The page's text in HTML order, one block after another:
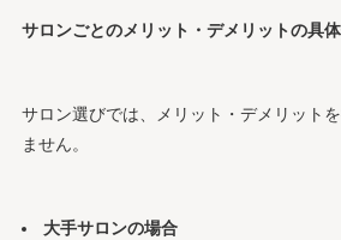
サロンごとのメリット・デメリットの具
サロン選びでは、メリット・デメリット
ません。
大手サロンの場合